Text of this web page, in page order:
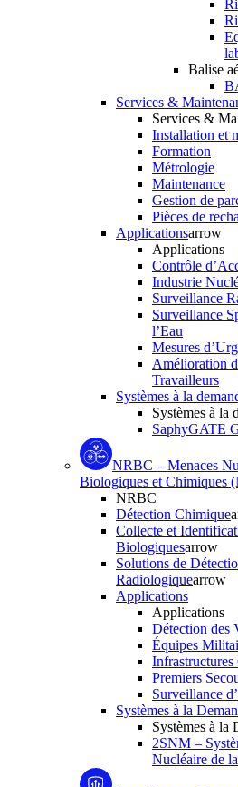
Balise
Services &
Services &
Installation et
Formation
Métrologie
Maintenance
Gestion de
Pièces de
Applicationsarrow
Applications
Contrôle
Industrie
Surveillance
Surveillance
l’Eau
Mesures
Amélioration
Travailleurs
Systèmes à la
Systèmes à la
SaphyGATE
NRBC – Menaces
Biologiques et Chimiques
NRBC
Détection Chimique
Collecte et
Biologiquesarrow
Solutions de
Radiologiquearrow
Applications
Applications
Détection des
Équipes
Infrastructures
Premiers
Surveillance
Systèmes à la
Systèmes à la
2SNM –
Nucléaire de